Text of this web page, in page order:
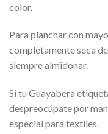
color.
Para planchar con
completamente seca
siempre almidonar.
Si tu Guayabera
despreocúpate por
especial para textiles.